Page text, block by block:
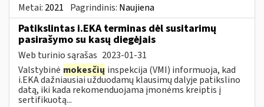
Metai: 2021 Pagrindinis: Naujiena
Patikslintas i.EKA terminas dėl susitarimų
pasirašymo su kasų diegėjais
Web turinio sąrašas 2023-01-31
Valstybinė mokesčių inspekcija (VMI) informuoja, kad
i.EKA dažniausiai užduodamų klausimų dalyje patikslino
datą, iki kada rekomenduojama įmonėms kreiptis į
sertifikuotą...